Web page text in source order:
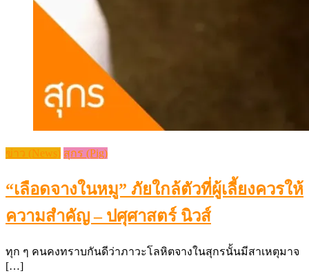
ข่าว (News) สุกร (Pig)
“เลือดจางในหมู” ภัยใกล้ตัวที่ผู้เลี้ยงควรให้
ความสำคัญ – ปศุศาสตร์ นิวส์
ทุก ๆ คนคงทราบกันดีว่าภาวะโลหิตจางในสุกรนั้นมีสาเหตุมาจ
[…]